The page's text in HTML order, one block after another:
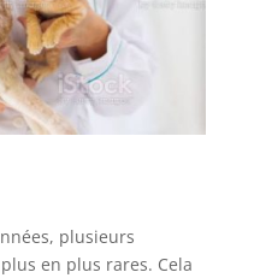
plusieurs
en plus rares. Cela